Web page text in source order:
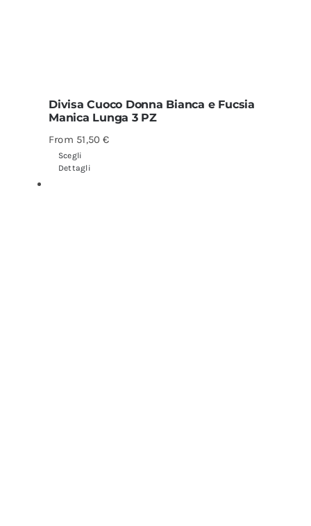
Divisa Cuoco Donna Bianca e Fucsia
Manica Lunga 3 PZ
From 51,50€
Scegli
Dettagli